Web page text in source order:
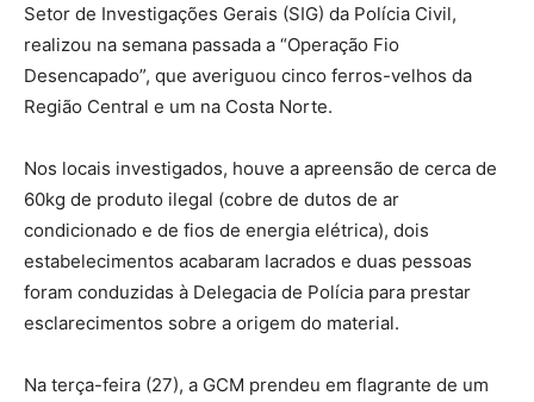
Setor de Investigações Gerais (SIG) da Polícia Civil,
realizou na semana passada a “Operação Fio
Desencapado”, que averiguou cinco ferros-velhos da
Região Central e um na Costa Norte.
Nos locais investigados, houve a apreensão de cerca de
60kg de produto ilegal (cobre de dutos de ar
condicionado e de fios de energia elétrica), dois
estabelecimentos acabaram lacrados e duas pessoas
foram conduzidas à Delegacia de Polícia para prestar
esclarecimentos sobre a origem do material.
Na terça-feira (27), a GCM prendeu em flagrante de um